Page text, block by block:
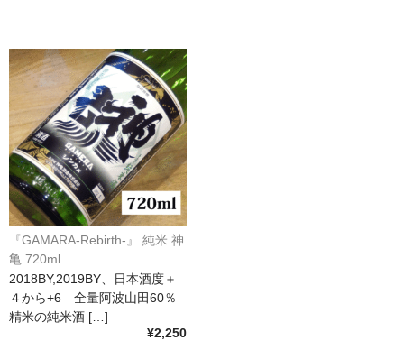
Les Champs Libres（ﾚ･ｼｬﾝ･ﾘｰﾌﾞﾙ）
France Languedoc Roussillon / ﾗﾝｸﾞ･ﾄﾞｯｸ･ﾙｰｼｮﾝ
Castelmaure（ｶｽtｨﾓｰﾙ協同組合）
Mas Bres（ﾏｽ･ﾌﾞﾚｽ）
France Loire/ﾌﾗﾝｽ・ﾛﾜｰﾙ
Domaine des Bois Lucas（ﾄﾞﾒｰﾇ･ﾃﾞ･ﾎﾞｱ･ﾙｶ）
Italia/ｲｱﾀﾘｱ
Abruzzo/ｱﾌﾞﾙｯﾂｫ州
『GAMARA-Rebirth-』 純米 神
亀 720ml
2018BY,2019BY、日本酒度＋
４から+6 全量阿波山田60％
精米の純米酒 […]
¥2,250